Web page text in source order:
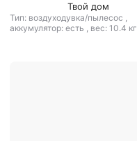
Твой дом
Тип: воздуходувка/пылесос ,
аккумулятор: есть , вес: 10.4 кг